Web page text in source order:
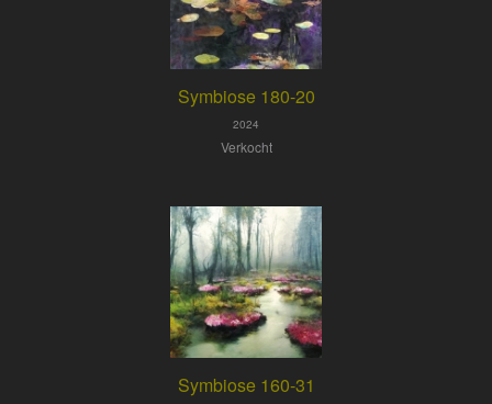
Symbiose 180-20
2024
Verkocht
Symbiose 160-31